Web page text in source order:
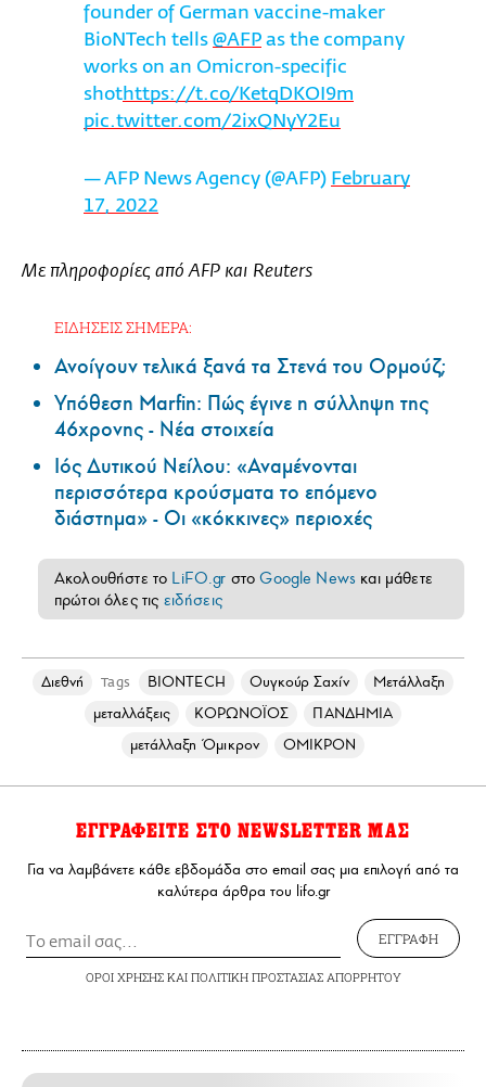
founder of German vaccine-maker
BioNTech tells @AFP as the company
works on an Omicron-specific
shothttps://t.co/KetqDKOI9m
pic.twitter.com/2ixQNyY2Eu
— AFP News Agency (@AFP) February
17, 2022
Με πληροφορίες από AFP και Reuters
ΕΙΔΗΣΕΙΣ ΣΗΜΕΡΑ:
Ανοίγουν τελικά ξανά τα Στενά του Ορμούζ;
Υπόθεση Marfin: Πώς έγινε η σύλληψη της
46χρονης - Νέα στοιχεία
Ιός Δυτικού Νείλου: «Αναμένονται
περισσότερα κρούσματα το επόμενο
διάστημα» - Οι «κόκκινες» περιοχές
Ακολουθήστε το LiFO.gr στοGoogle News και μάθετε
πρώτοι όλες τις ειδήσεις
Διεθνή Tags BIONTECH Ουγκούρ Σαχίν
Μετάλλαξη
μεταλλάξεις
ΚΟΡΩΝΟΪΟΣ
ΠΑΝΔΗΜΙΑ
μετάλλαξη Όμικρον
ΟΜΙΚΡΟΝ
ΕΓΓΡΑΦΕΙΤΕ ΣΤΟ NEWSLETTER ΜΑΣ
Για να λαμβάνετε κάθε εβδομάδα στο email σας μια επιλογή από τα
καλύτερα άρθρα του lifo.gr
ΕΓΓΡΑΦΗ
ΟΡΟΙ ΧΡΗΣΗΣΚΑΙ ΠΟΛΙΤΙΚΗ ΠΡΟΣΤΑΣΙΑΣ ΑΠΟΡΡΗΤΟΥ